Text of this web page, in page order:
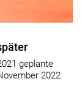
geplante
2022